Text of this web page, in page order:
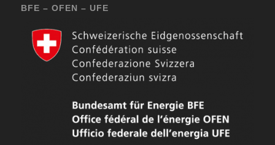
BFE – OFEN – UFE